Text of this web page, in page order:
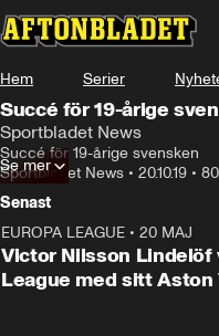
Hem Serier
Succé för 19-årige
Sportbladet News
Succé för 19-årige svensken
Sportbladet News • 20.10.19 •
Se mer
Senast
EUROPA LEAGUE • 20 MAJ
Victor Nilsson Lindelöf
League med sitt Aston